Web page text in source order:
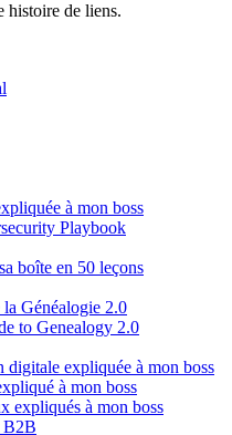
histoire de liens.
à mon boss
Playbook
boîte en 50 leçons
Généalogie 2.0
to Genealogy 2.0
digitale expliquée à mon boss
à mon boss
expliqués à mon boss
B2B